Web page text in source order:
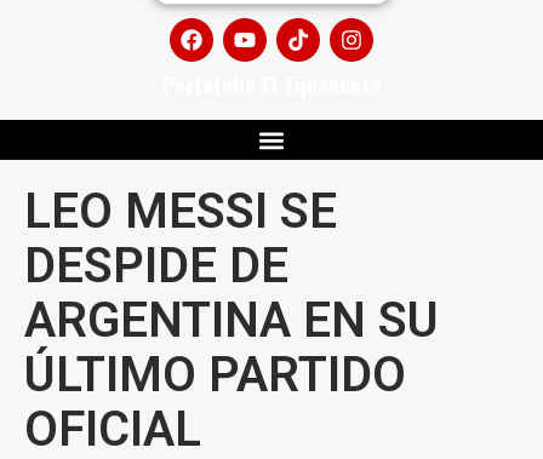
LEO MESSI SE
DESPIDE DE
ARGENTINA EN SU
ÚLTIMO PARTIDO
OFICIAL